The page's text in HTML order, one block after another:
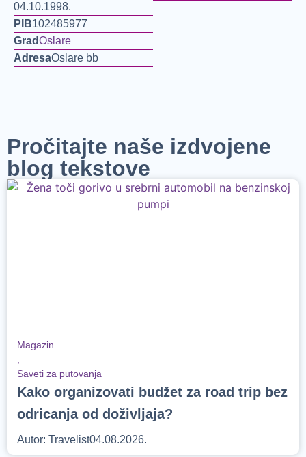
04.10.1998.
PIB102485977
GradOslare
AdresaOslare bb
Pročitajte naše izdvojene
blog tekstove
Magazin
Saveti za putovanja
Kako organizovati budžet za road trip bez
odricanja od doživljaja?
Autor: Travelist04.08.2026.